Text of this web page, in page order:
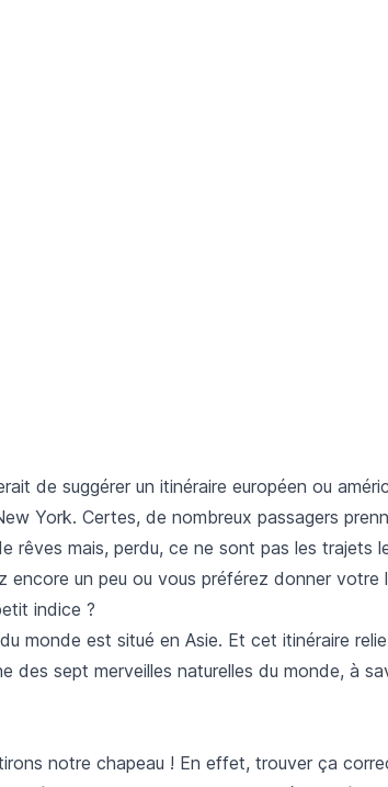
de suggérer un itinéraire européen ou
York. Certes, de nombreux passagers
rêves mais, perdu, ce ne sont pas les trajets
encore un peu ou vous préférez donner votre
indice ?
monde est situé en Asie. Et cet itinéraire
des sept merveilles naturelles du monde, à
notre chapeau ! En effet, trouver ça